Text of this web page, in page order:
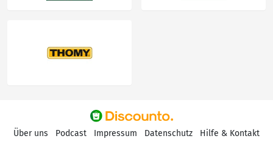
Über uns Podcast Impressum Datenschutz Hilfe & Kontakt